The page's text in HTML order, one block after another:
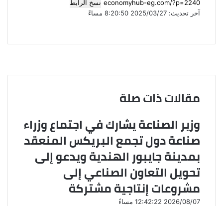
نسخ الرابط
آخر تحديث: 2025/03/27 8:20:50 مساءً
س
ك
u
l
e
i
K
t
k
ا
ة
ب
ل
ب
ي
د
ا
مقالات ذات صلة
وزير الصناعة يشارك في اجتماع وزراء
صناعة دول تجمع البريكس المنعقد
بمدينة جايبور الهندية ويدعو إلى
تحويل التعاون الصناعي إلى
مشروعات إنتاجية مشتركة
2026/08/07 12:42:22 مساءً